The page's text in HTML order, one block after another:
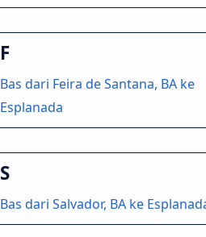
F
Bas dari Feira de Santana, BA ke
Esplanada
S
Bas dari Salvador, BA ke